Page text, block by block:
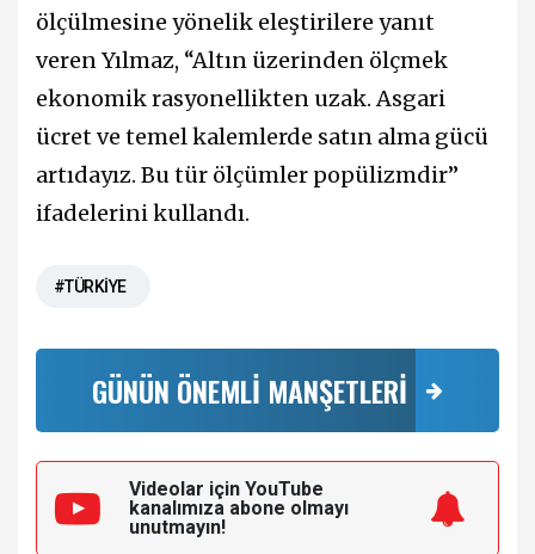
ölçülmesine yönelik eleştirilere yanıt
veren Yılmaz, “Altın üzerinden ölçmek
ekonomik rasyonellikten uzak. Asgari
ücret ve temel kalemlerde satın alma gücü
artıdayız. Bu tür ölçümler popülizmdir”
ifadelerini kullandı.
#TÜRKİYE
GÜNÜN ÖNEMLİ MANŞETLERİ
Videolar için YouTube
kanalımıza abone olmayı
unutmayın!